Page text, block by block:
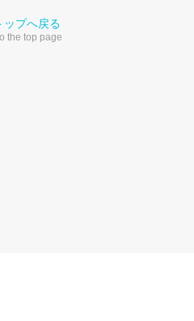
ップへ戻る
the top page